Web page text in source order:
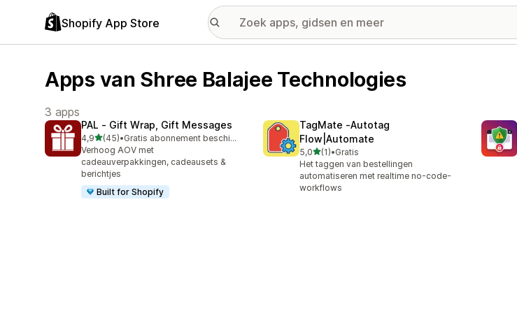
Shopify App Store
Apps van Shree Balajee Technologies
3 apps
PAL ‑ Gift Wrap, Gift Messages
4,9van 5 sterren
(45)
45 recensies in totaal
•
Gratis abonnement beschikbaar
Verhoog AOV met
cadeauverpakkingen, cadeausets &
berichtjes
Built for Shopify
TagMate ‑Autotag
Flow|Automate
5,0van 5 sterren
(1)
1 recensies in totaal
•Gratis
Het taggen van bestellingen
automatiseren met realtime no-code-
workflows